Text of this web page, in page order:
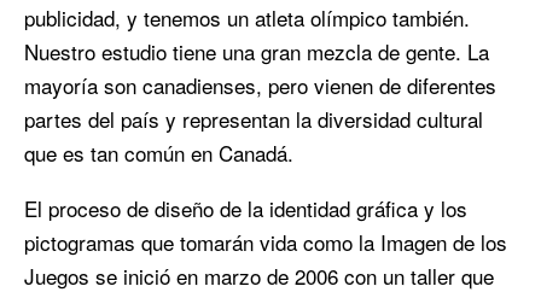
publicidad, y tenemos un atleta olímpico también.
Nuestro estudio tiene una gran mezcla de gente. La
mayoría son canadienses, pero vienen de diferentes
partes del país y representan la diversidad cultural
que es tan común en Canadá.
El proceso de diseño de la identidad gráfica y los
pictogramas que tomarán vida como la Imagen de los
Juegos se inició en marzo de 2006 con un taller que